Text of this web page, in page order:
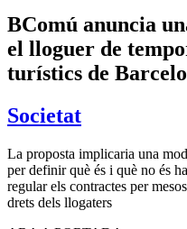
BComú anuncia
el lloguer de
turístics de
Societat
La proposta implicaria una
per definir què és i què no és
regular els contractes per
drets dels llogaters